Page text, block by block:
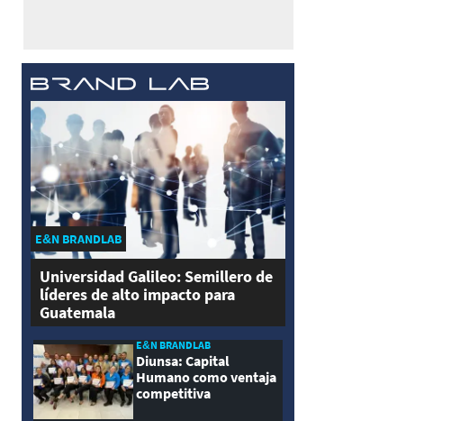
E&N BRANDLAB
Universidad Galileo: Semillero de
líderes de alto impacto para
Guatemala
E&N BRANDLAB
Diunsa: Capital
Humano como ventaja
competitiva